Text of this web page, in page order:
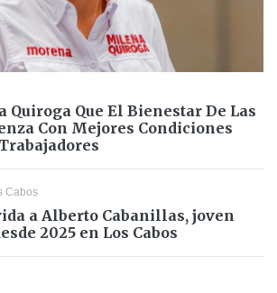
Quiroga Que El Bienestar De Las
Con Mejores Condiciones
Cabos
a Alberto Cabanillas, joven
2025 en Los Cabos